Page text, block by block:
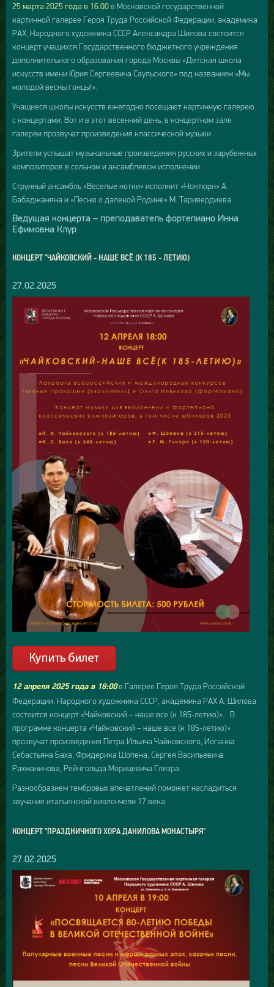
25 марта 2025 года в 16.00в Московской государственной
картинной галерее Героя Труда Российской Федерации, академика
РАХ, Народного художника СССР Александра Шилова состоится
концерт учащихся Государственного бюджетного учреждения
дополнительного образования города Москвы «Детская школа
искусств имени Юрия Сергеевича Саульского» под названием «Мы
молодой весны гонцы!».
Учащиеся школы искусств ежегодно посещают картинную галерею
с концертами. Вот и в этот весенний день, в концертном зале
галереи прозвучат произведения классической музыки.
Зрители услышат музыкальные произведения русских и зарубежных
композиторов в сольном и ансамблевом исполнении.
Струнный ансамбль «Веселые нотки» исполнит «Ноктюрн» А.
Бабаджаняна и «Песню о далекой Родине» М. Таривердиева
Ведущая концерта – преподаватель фортепиано Инна
Ефимовна Клур
КОНЦЕРТ "ЧАЙКОВСКИЙ - НАШЕ ВСЁ (К 185 - ЛЕТИЮ)
27.02.2025
12 апреля 2025 года в 18:00в Галерее Героя Труда Российской
Федерации, Народного художника СССР, академика РАХ А. Шилова
состоится концерт «Чайковский – наше все (к 185-летию)». В
программе концерта «Чайковский – наше все (к 185-летию)»
прозвучат произведения Петра Ильича Чайковского, Иоганна
Себастьяна Баха, Фридерика Шопена, Сергея Васильевича
Рахманинова, Рейнгольда Морицевича Глиэра.
Разнообразием тембровых впечатлений поможет насладиться
звучание итальянской виолончели 17 века.
КОНЦЕРТ "ПРАЗДНИЧНОГО ХОРА ДАНИЛОВА МОНАСТЫРЯ"
27.02.2025